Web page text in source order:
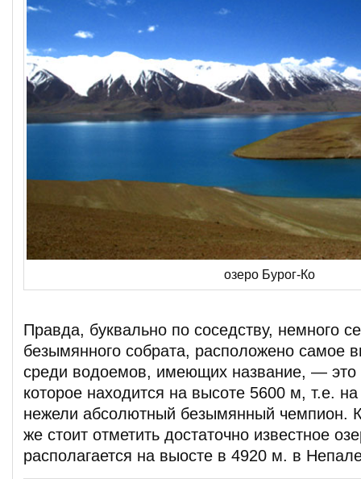
озеро Бурог-Ко
Правда, буквально по соседству, немного
безымянного собрата, расположено самое
среди водоемов, имеющих название, — это
которое находится на высоте 5600 м, т.е.
нежели абсолютный безымянный чемпион.
же стоит отметить достаточно известное
располагается на выосте в 4920 м. в